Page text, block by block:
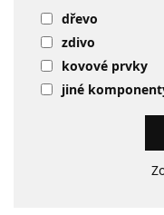
dřevo
zdivo
kovové prvky
jiné